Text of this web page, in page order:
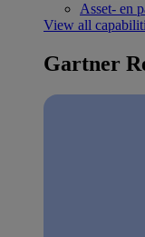
Asset- en
View all
Gartner